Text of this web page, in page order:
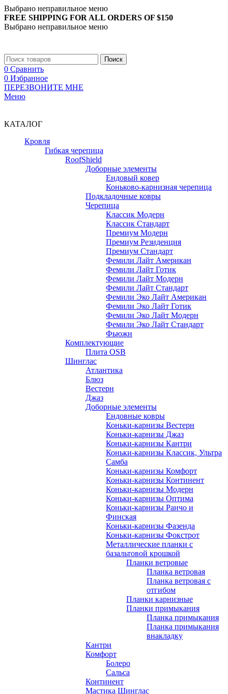
Выбрано неправильное меню
FREE SHIPPING FOR ALL ORDERS OF $150
Выбрано неправильное меню
Поиск
0 Сравнить
0 Избранное
ПЕРЕЗВОНИТЕ МНЕ
Меню
КАТАЛОГ
Кровля
Гибкая черепица
RoofShield
Доборные элементы
Ендовый ковер
Коньково-карнизная черепица
Подкладочные ковры
Черепица
Классик Модерн
Классик Стандарт
Премиум Модерн
Премиум Резиденция
Премиум Стандарт
Фемили Лайт Американ
Фемили Лайт Готик
Фемили Лайт Модерн
Фемили Лайт Стандарт
Фемили Эко Лайт Американ
Фемили Эко Лайт Готик
Фемили Эко Лайт Модерн
Фемили Эко Лайт Стандарт
Фьюжн
Комплектующие
Плита OSB
Шинглас
Атлантика
Блюз
Вестерн
Джаз
Доборные элементы
Ендовные ковры
Коньки-карнизы Вестерн
Коньки-карнизы Джаз
Коньки-карнизы Кантри
Коньки-карнизы Классик, Ультра
Самба
Коньки-карнизы Комфорт
Коньки-карнизы Континент
Коньки-карнизы Модерн
Коньки-карнизы Оптима
Коньки-карнизы Ранчо и
Финская
Коньки-карнизы Фазенда
Коньки-карнизы Фокстрот
Металлические планки с
базальтовой крошкой
Планки ветровые
Планка ветровая
Планка ветровая с
отгибом
Планки карнизные
Планки примыкания
Планка примыкания
Планка примыкания
внакладку
Кантри
Комфорт
Болеро
Сальса
Континент
Мастика Шинглас